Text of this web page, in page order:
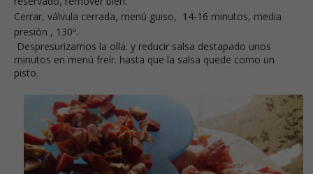
Cerrar, válvula cerrada, menú guiso, 14-16 minutos, media
presión , 130º.
Despresurizamos la olla. y reducir salsa destapado unos
minutos en menú freír. hasta que la salsa quede como un
pisto.